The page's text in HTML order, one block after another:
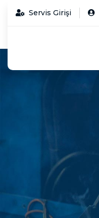
Servis Girişi